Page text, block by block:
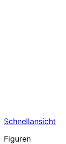
Schnellansicht
Figuren